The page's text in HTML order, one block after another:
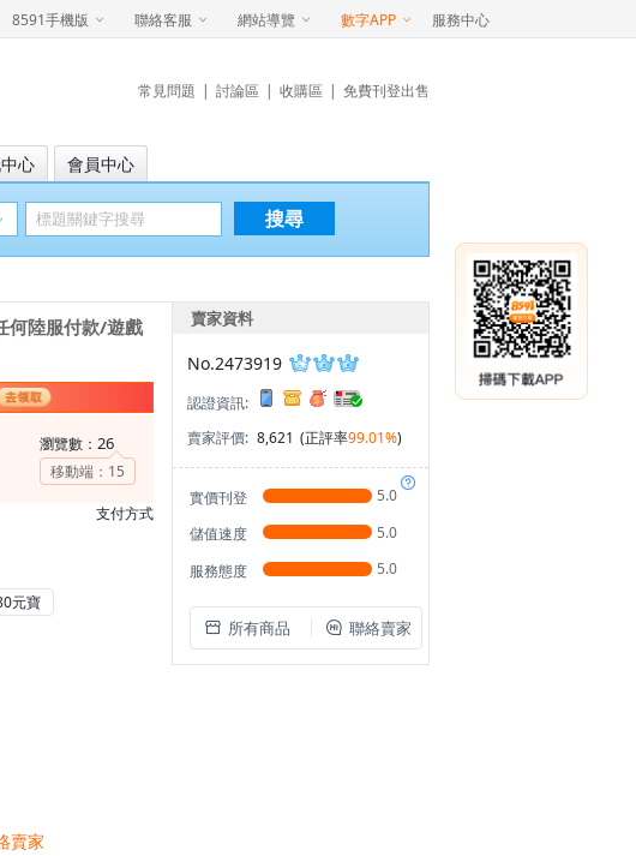
8591手機版 聯絡客服 網站導覽 數字APP 服務中心
常見問題 | 討論區 | 收購區 | 免費刊登出售
心 會員中心
搜尋
何陸服付款/遊戲
瀏覽數： 26
移動端： 15
元寶
賣家
支付方式
賣家資料
No.2473919
認證資訊:
賣家評價: 8,621 (正評率99.01%)
實價刊登
5.0
儲值速度
5.0
服務態度
5.0
所有商品 聯絡賣家